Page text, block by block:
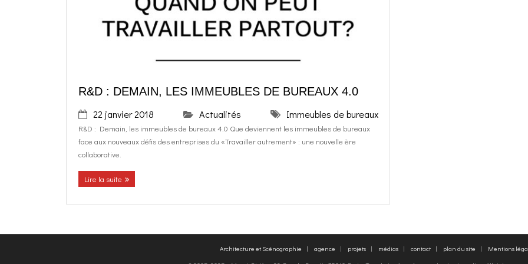
R&D : DEMAIN, LES IMMEUBLES DE BUREAUX 4.0
22 janvier 2018 Actualités Immeubles de bureaux
R&D : Demain, les immeubles de bureaux 4.0 Que deviennent les immeubles de bureaux
face aux nouveaux défis des entreprises du «Travailler autrement» : une nouvelle ère
collaborative.
Lire la suite
Architecture et Scénographie agence projets médias contact plan du site Mentions